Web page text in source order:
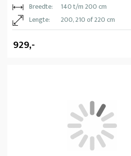
Breedte:
140 t/m 200 cm
Lengte:
200, 210 of 220 cm
929,-